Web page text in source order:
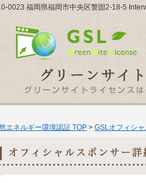
0023 福岡県福岡市中央区警固2-18-5
エネルギー環境認証 TOP > GSLオフィシ